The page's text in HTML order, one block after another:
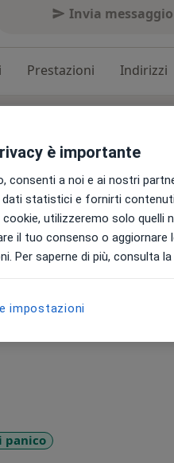
Invia messaggio
Prestazioni Indirizzi
facce della stessa
anche dal corpo, che se
analitico non si
anche il malessere fisico
senza essere
vengono utilizzate,
le tecniche di rilassamento
malessere manifesto,
corpo. Nel 2007 ho aperto
per quanto
psicosomatica sono solita
hanno a loro volta una
al centro. Per questo
accompagnare la
altro punto di vista. Si
panico
è importante
consenti a noi e ai nostri
statistici e fornirti
utilizzeremo solo quelli
il tuo consenso o
Per saperne di più, consulta
impostazioni